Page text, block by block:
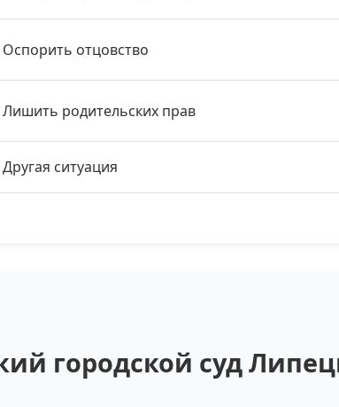
Оспорить отцовство
Лишить родительских прав
Другая ситуация
городской суд